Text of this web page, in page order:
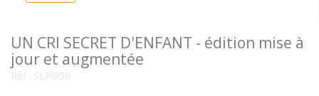
UN CRI SECRET D'ENFANT - édition mise à
jour et augmentée
Réf.: SLPl850